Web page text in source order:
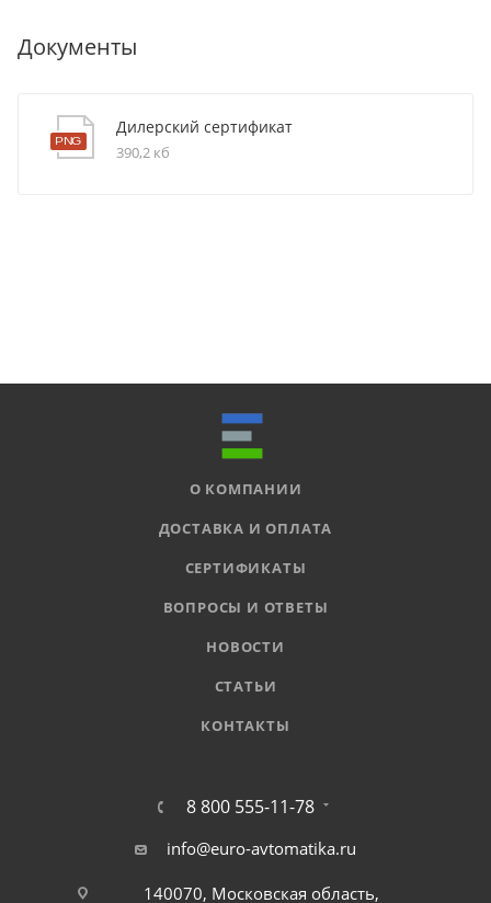
Документы
Дилерский сертификат
390,2 кб
О КОМПАНИИ
ДОСТАВКА И ОПЛАТА
СЕРТИФИКАТЫ
ВОПРОСЫ И ОТВЕТЫ
НОВОСТИ
СТАТЬИ
КОНТАКТЫ
8 800 555-11-78
info@euro-avtomatika.ru
140070, Московская область,